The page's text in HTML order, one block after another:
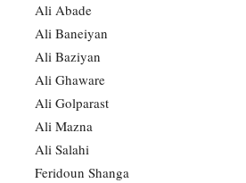
Ali Abade
Ali Baneiyan
Ali Baziyan
Ali Ghaware
Ali Golparast
Ali Mazna
Ali Salahi
Feridoun Shanga